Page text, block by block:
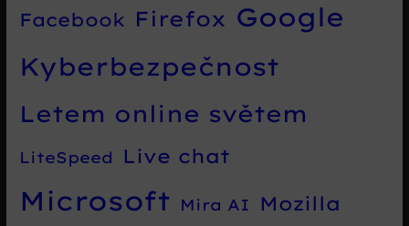
Facebook Firefox Google
Kyberbezpečnost
Letem online světem
LiteSpeed Live chat
Microsoft Mira AI Mozilla